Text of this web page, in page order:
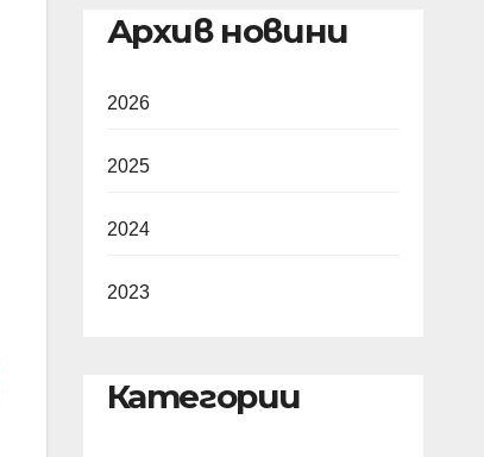
Архив новини
2026
2025
2024
2023
Категории